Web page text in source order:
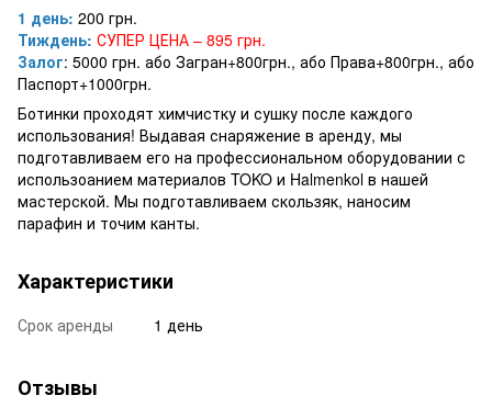
1 день: 200 грн.
Тиждень: СУПЕР ЦЕНА – 895 грн.
Залог: 5000 грн. або Загран+800грн., або Права+800грн., або
Паспорт+1000грн.
Ботинки проходят химчистку и сушку после каждого
использования! Выдавая снаряжение в аренду, мы
подготавливаем его на профессиональном оборудовании с
использоанием материалов TOKO и Halmenkol в нашей
мастерской. Мы подготавливаем скользяк, наносим
парафин и точим канты.
Характеристики
Срок аренды 1 день
Отзывы